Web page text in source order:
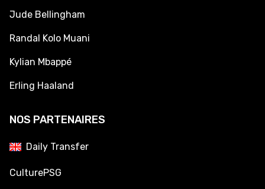
Jude Bellingham
Randal Kolo Muani
Kylian Mbappé
Erling Haaland
NOS PARTENAIRES
Daily Transfer
CulturePSG